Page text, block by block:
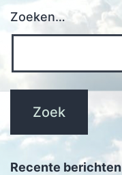
Zoeken…
Recente berichten